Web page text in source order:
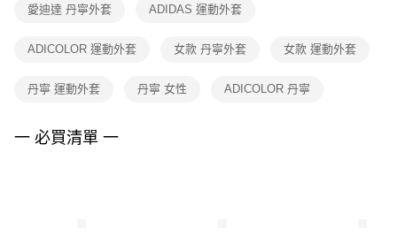
１．透過由恩沛科技股份有限公司提供之「AFTEE先享後付」服務完成之交
權轉讓予恩沛科技股份有限公司。
３．未成年的使用者請事先徵得法定代理人或監護人之同意方可使用
４．使用「AFTEE先享後付」時，將依據個別帳號之用戶狀況，依本公司即
愛迪達 丹寧外套 ADIDAS 運動外套
ADICOLOR 運動外套 女款 丹寧外套 女款 運動外套
丹寧 運動外套 丹寧 女性 ADICOLOR 丹寧
一 必買清單 一